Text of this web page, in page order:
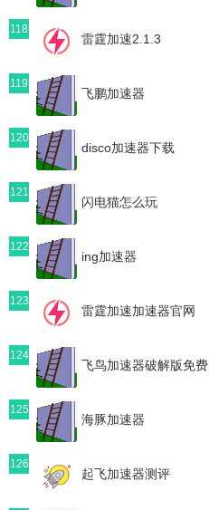
118
雷霆加速2.1.3
119
飞鹏加速器
120
disco加速器下载
121
闪电猫怎么玩
122
ing加速器
123
雷霆加速加速器官网
124
飞鸟加速器破解版免费
125
海豚加速器
126
起飞加速器测评